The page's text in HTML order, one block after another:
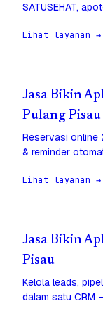
SATUSEHAT,
Lihat layanan →
Jasa Bikin
Pulang Pisau
Reservasi online
& reminder
Lihat layanan →
Jasa Bikin
Pisau
Kelola leads,
dalam satu CRM